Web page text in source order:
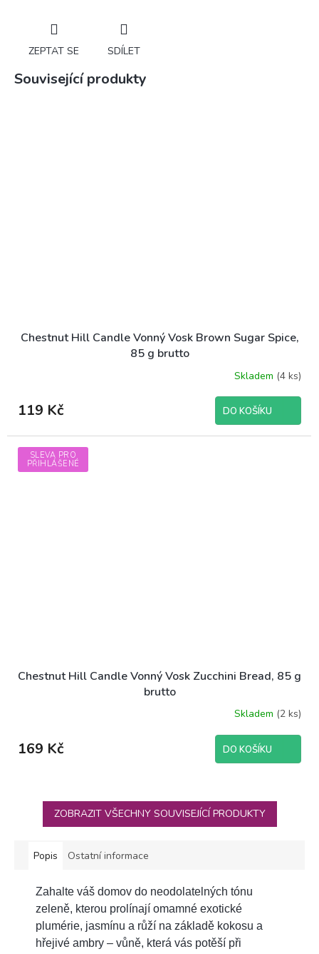
ZEPTAT SE SDÍLET
Související produkty
Chestnut Hill Candle Vonný Vosk Brown Sugar Spice,
85 g brutto
Skladem (4 ks)
119 Kč DO KOŠÍKU
SLEVA PRO
PŘIHLÁŠENÉ
Chestnut Hill Candle Vonný Vosk Zucchini Bread, 85 g
brutto
Skladem (2 ks)
169 Kč DO KOŠÍKU
ZOBRAZIT VŠECHNY SOUVISEJÍCÍ PRODUKTY
Popis Ostatní informace
Zahalte váš domov do neodolatelných tónu
zeleně, kterou prolínají omamné exotické
plumérie, jasmínu a růží na základě kokosu a
hřejivé ambry – vůně, která vás potěší při